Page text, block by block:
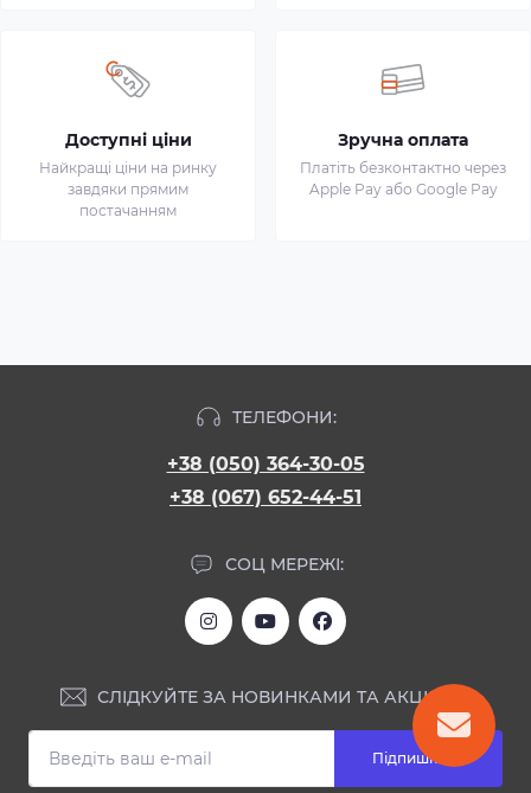
Доступні ціни
Найкращі ціни на ринку
завдяки прямим
постачанням
Зручна оплата
Платіть безконтактно через
Apple Pay або Google Pay
ТЕЛЕФОНИ:
+38 (050) 364-30-05
+38 (067) 652-44-51
СОЦ МЕРЕЖІ:
СЛІДКУЙТЕ ЗА НОВИНКАМИ ТА АКЦІЯМИ:
Підпишіться